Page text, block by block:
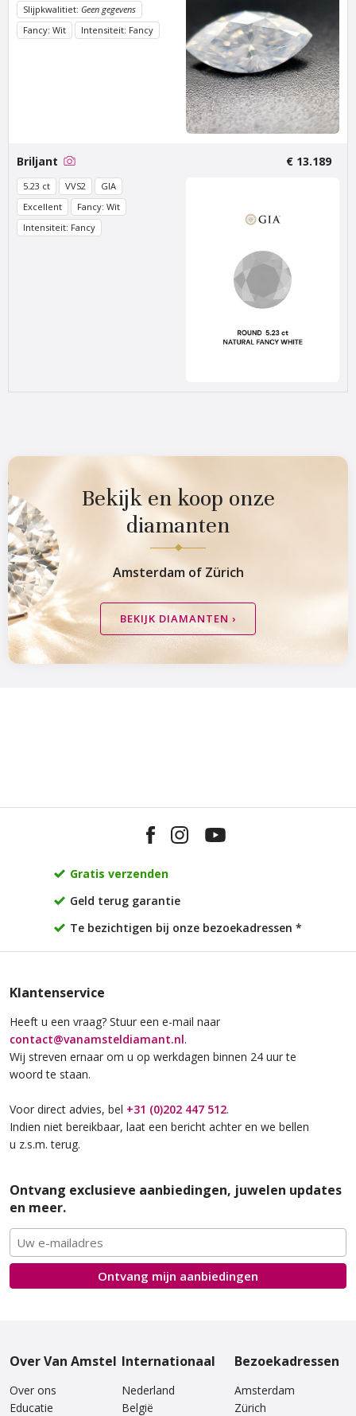
Van Amstel KNSM
Van Amstel Borneo
€ 500excl. BTW
Van Amstel Java
€ 500excl. BTW
Van Amstel
Concertgebouw
Van Amstel Stedelijk
Van Amstel
€ 500excl. BTW
€ 500excl. BTW
Slijpkwalitiet: Geen gegevens
Fancy: Wit
Intensiteit: Fancy
Briljant € 13.189
5.23 ct VVS2
GIA
Excellent
Fancy: Wit
Intensiteit: Fancy
Bekijk en koop onze
diamanten
Amsterdam of Zürich
BEKIJK DIAMANTEN ›
Gratis verzenden
Geld terug garantie
Te bezichtigen bij onze bezoekadressen *
Klantenservice
Heeft u een vraag? Stuur een e-mail naar
contact@vanamsteldiamant.nl.
Wij streven ernaar om u op werkdagen binnen 24 uur te
woord te staan.
Voor direct advies, bel +31 (0)202 447 512.
Indien niet bereikbaar, laat een bericht achter en we bellen
u z.s.m. terug.
Ontvang exclusieve aanbiedingen, juwelen updates
en meer.
Ontvang mijn aanbiedingen
Over Van Amstel
Over ons
Educatie
Internationaal
Nederland
België
Bezoekadressen
Amsterdam
Zürich